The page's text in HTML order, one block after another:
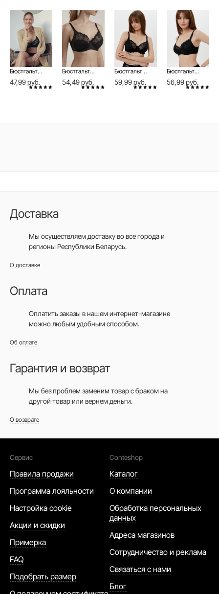
Бюстгальтер женский с мягкой чашкой AURA RB6097
47,99 руб.
Бюстгальтер с мягкой чашкой AURA RB6098
54,49 руб.
Бюстгальтер с мягкой чашкой AURA RB6099
59,99 руб.
Бюстгальтер с дублированной чашкой AURA RB5100
56,99 руб.
Доставка
Мы осуществляем доставку во все городаи
регионы Республики Беларусь.
О доставке
Оплата
Оплатить заказы в нашем интернет-магазине
можно любым удобным способом.
Об оплате
Гарантия и возврат
Мы без проблем заменим товар с браком на
другой товар или вернем деньги.
О возврате
Сервис
Правила продажи
Программа лояльности
Настройка cookie
Акции и скидки
Примерка
FAQ
Подобрать размер
Conteshop
Каталог
О компании
Обработка персональных
данных
Адреса магазинов
Сотрудничество и реклама
Связаться с нами
Блог